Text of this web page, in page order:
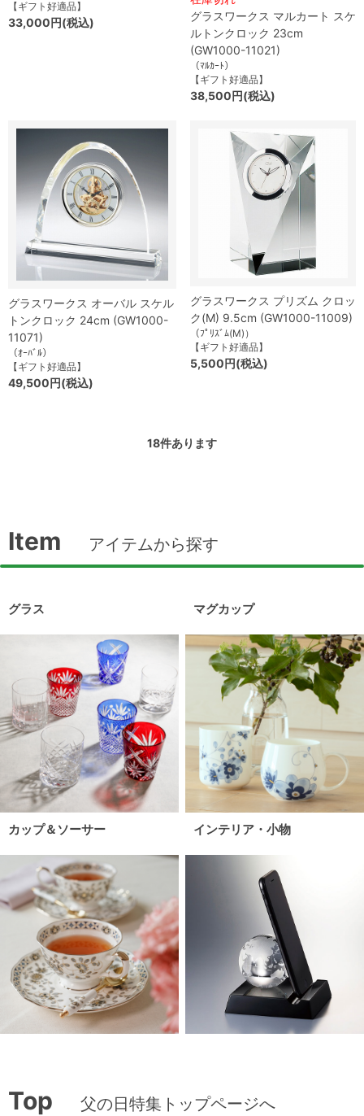
【ギフト好適品】
33,000円(税込)
グラスワークス マルカート スケ
ルトンクロック 23cm
(GW1000-11021)
（ﾏﾙｶｰﾄ）
【ギフト好適品】
38,500円(税込)
グラスワークス オーバル スケル
トンクロック 24cm (GW1000-
11071)
（ｵｰﾊﾞﾙ）
【ギフト好適品】
49,500円(税込)
グラスワークス プリズム クロッ
ク(M) 9.5cm (GW1000-11009)
（ﾌﾟﾘｽﾞﾑ(M)）
【ギフト好適品】
5,500円(税込)
18件あります
Item アイテムから探す
グラス マグカップ
カップ＆ソーサー インテリア・小物
Top 父の日特集トップページへ